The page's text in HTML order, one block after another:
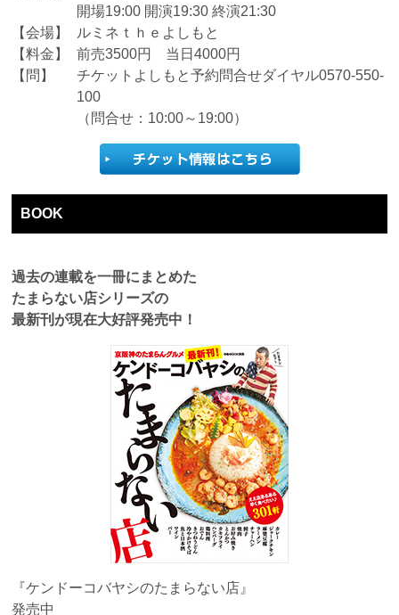
開場19:00 開演19:30 終演21:30
【会場】
ルミネｔｈｅよしもと
【料金】
前売3500円 当日4000円
【問】
チケットよしもと予約問合せダイヤル0570-550-
100
（問合せ：10:00～19:00）
BOOK
過去の連載を一冊にまとめた
たまらない店シリーズの
最新刊が現在大好評発売中！
『ケンドーコバヤシのたまらない店』
発売中